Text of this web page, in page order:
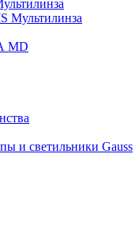
Мультилинза
MD
и светильники Gauss